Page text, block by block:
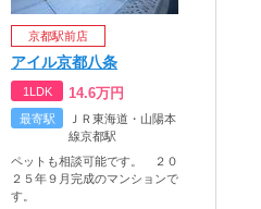
京都駅前店
アイル京都八条
1LDK 14.6万円
最寄駅
ＪＲ東海道・山陽本
線京都駅
ペットも相談可能です。 ２０
２５年９月完成のマンションで
す。